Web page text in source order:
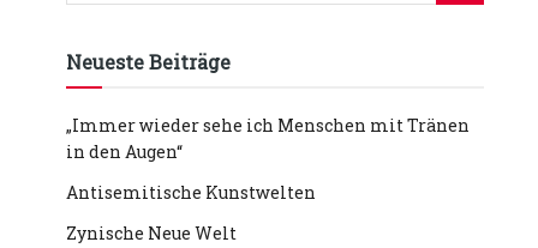
Neueste Beiträge
„Immer wieder sehe ich Menschen mit Tränen
in den Augen“
Antisemitische Kunstwelten
Zynische Neue Welt